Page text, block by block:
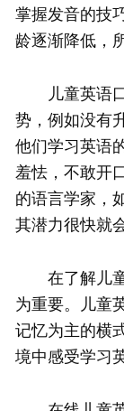
掌握发音的技
龄逐渐降低，
儿童英语口
势，例如没有
他们学习英语
羞怯，不敢开
的语言学家，
其潜力很快就
在了解儿童
为重要。儿童
记忆为主的横
境中感受学习